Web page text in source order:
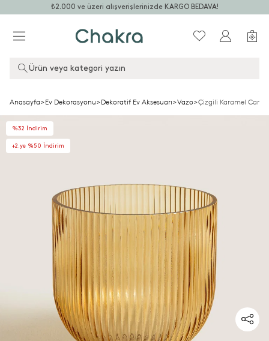
₺2.000 ve üzeri alışverişlerinizde KARGO BEDAVA!
Ürün veya kategori yazın
Anasayfa>Ev Dekorasyonu>Dekoratif Ev Aksesuarı>Vazo>Çizgili Karamel Cam
%32 İndirim
+2.ye %50 İndirim